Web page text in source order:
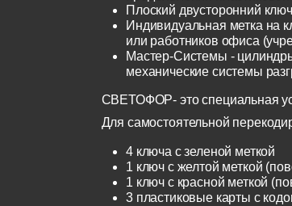
Плоский двусторонний
Индивидуальная метка на
или работников офиса
Мастер-Системы -
механические системы
СВЕТОФОР- это специальная
Для самостоятельной
4 ключа с зеленой меткой
1 ключ с желтой меткой
1 ключ с красной меткой
3 пластиковые карты с